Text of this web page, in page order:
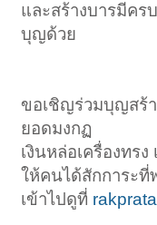
และสร้างบารมีคร
บุญด้วย
ขอเชิญร่วมบุญสร้
ยอดมงกฏ
เงินหล่อเครื่องทร
ให้คนได้สักการะที่
เข้าไปดูที่